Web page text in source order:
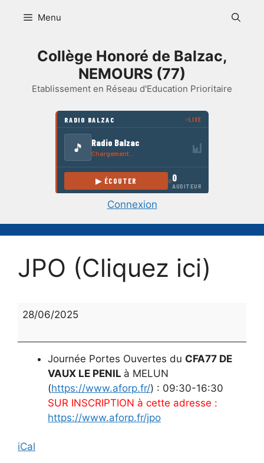
Menu
Collège Honoré de Balzac,
NEMOURS (77)
Etablissement en Réseau d'Education Prioritaire
Connexion
JPO (Cliquez ici)
JPO
28/06/2025
Journée Portes Ouvertes du CFA77 DE
VAUX LE PENIL à MELUN
(https://www.aforp.fr/) : 09:30-16:30
SUR INSCRIPTION à cette adresse :
https://www.aforp.fr/jpo
iCal